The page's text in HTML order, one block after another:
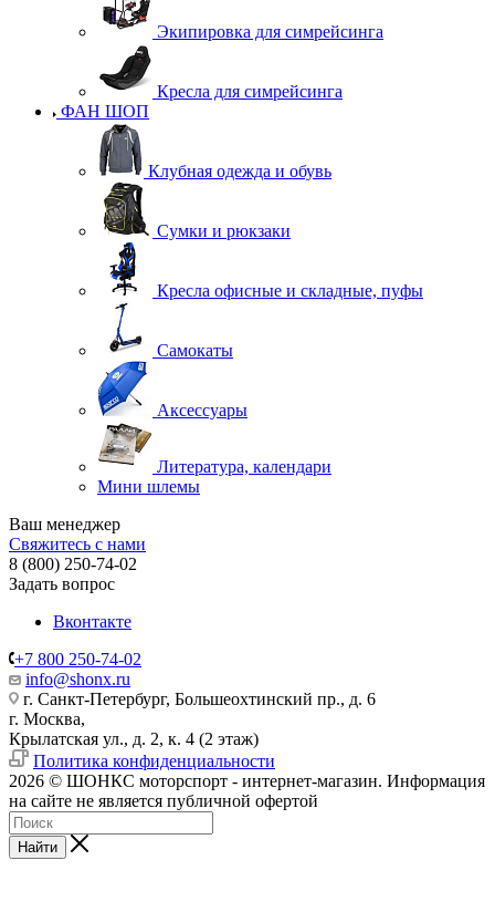
Экипировка для симрейсинга
Кресла для симрейсинга
ФАН ШОП
Клубная одежда и обувь
Сумки и рюкзаки
Кресла офисные и складные, пуфы
Самокаты
Аксессуары
Литература, календари
Мини шлемы
Ваш менеджер
Свяжитесь с нами
8 (800) 250-74-02
Задать вопрос
Вконтакте
+7 800 250-74-02
info@shonx.ru
г. Санкт-Петербург, Большеохтинский пр., д. 6
г. Москва,
Крылатская ул., д. 2, к. 4 (2 этаж)
Политика конфиденциальности
2026 © ШОНКС моторспорт - интернет-магазин. Информация
на сайте не является публичной офертой
Найти